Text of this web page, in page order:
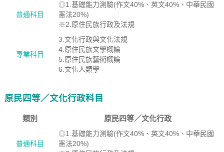
普通科目
◎1.基礎能力測驗(作文40%、英文40%、中華民國
憲法20%)
※2.原住民族行政及法規
專業科目
3.文化行政與文化法規
4.原住民族文學概論
5.原住民族藝術概論
6.文化人類學
原民四等／文化行政科目
類別 原民四等／文化行政
普通科目
◎1.基礎能力測驗(作文40%、英文40%、中華民國
憲法20%)